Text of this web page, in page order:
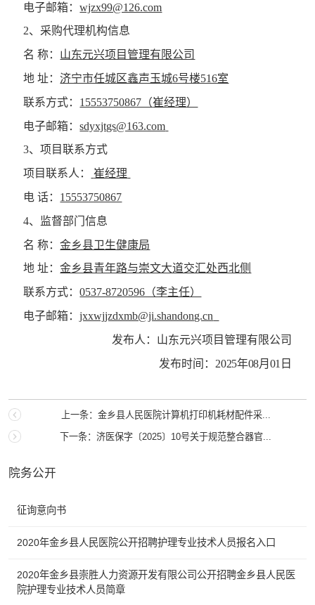
电子邮箱：wjzx99@126.com
2、采购代理机构信息
名 称： 山东元兴项目管理有限公司
地 址：济宁市任城区鑫声玉城6号楼516室
联系方式： 15553750867（崔经理）
电子邮箱：sdyxjtgs@163.com
3、项目联系方式
项目联系人：
崔经理
电 话： 15553750867
4、监督部门信息
名 称：金乡县卫生健康局
地 址：金乡县青年路与崇文大道交汇处西北侧
联系方式：0537-8720596（李主任）
电子邮箱：jxxwjjzdxmb@ji.shandong.cn
发布人：山东元兴项目管理有限公司
发布时间： 2025年08月01日
上一条：金乡县人民医院计算机打印机耗材配件采...
下一条：济医保字〔2025〕10号关于规范整合器官...
院务公开
征询意向书
2020年金乡县人民医院公开招聘护理专业技术人员报名入口
2020年金乡县崇胜人力资源开发有限公司公开招聘金乡县人民医
院护理专业技术人员简章